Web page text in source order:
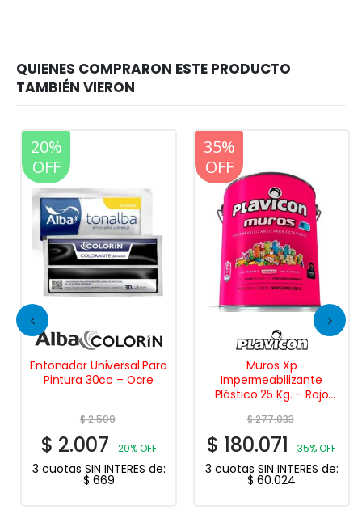
20%
OFF
Entonador Universal Para
Pintura 30cc – Ocre
$2.509
$ 2.007 20% OFF
3 cuotas SIN INTERES de:
$ 669
20%
OFF
35%
OFF
Muros Xp
Impermeabilizante
Plástico 25 Kg. – Rojo
$277.033
$ 180.071 35% OFF
3 cuotas SIN INTERES de:
$ 60.024